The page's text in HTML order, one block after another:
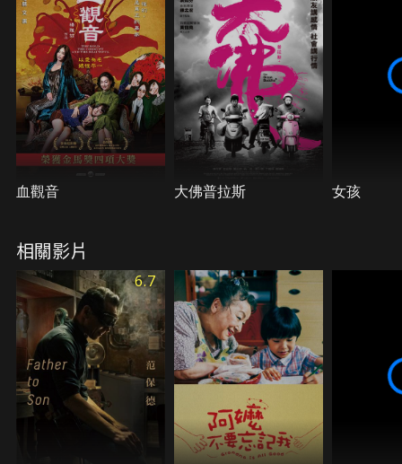
這個怪鐘。他希望秒針再度轉動的時候，一切都會有
了答案……
血觀音 大佛普拉斯 女孩
相關影片
6.7